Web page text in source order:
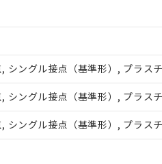
ングル接点（基準形）, プラ
ングル接点（基準形）, プラ
ングル接点（基準形）, プラ
商品の当社在庫状況および標準
本サービスの対象外となる商品
記載している更新日時点での社
在庫および標準価格とは異なる
様のお取引先、またはお客様担